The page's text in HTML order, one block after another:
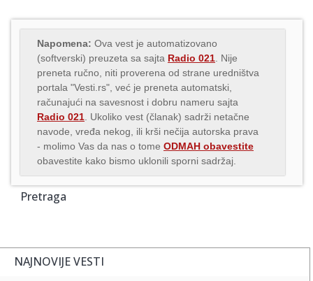
Napomena: Ova vest je automatizovano
(softverski) preuzeta sa sajta Radio 021 . Nije
preneta ručno, niti proverena od strane uredništva
portala "Vesti.rs", već je preneta automatski,
računajući na savesnost i dobru nameru sajta
Radio 021 . Ukoliko vest (članak) sadrži netačne
navode, vređa nekog, ili krši nečija autorska prava
- molimo Vas da nas o tome ODMAH obavestite
obavestite kako bismo uklonili sporni sadržaj.
Pretraga
NAJNOVIJE VESTI